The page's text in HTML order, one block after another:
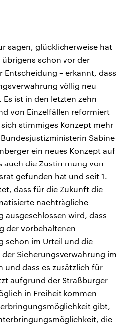
sagen, glücklicherweise hat
schon vor der
Entscheidung – erkannt, dass
völlig neu
ist in den letzten zehn
von Einzelfällen reformiert
stimmiges Konzept mehr
Sabine
ein neues Konzept auf
auch die Zustimmung von
gefunden hat und seit 1.
dass für die Zukunft die
nachträgliche
ausgeschlossen wird, dass
der vorbehaltenen
schon im Urteil und die
Sicherungsverwahrung im
und dass es zusätzlich für
aufgrund der Straßburger
in Freiheit kommen
gibt,
die